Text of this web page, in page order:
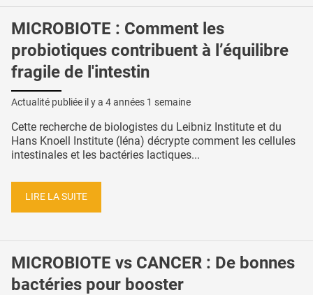
MICROBIOTE : Comment les
probiotiques contribuent à l’équilibre
fragile de l'intestin
Actualité publiée il y a 4 années 1 semaine
Cette recherche de biologistes du Leibniz Institute et du
Hans Knoell Institute (Iéna) décrypte comment les cellules
intestinales et les bactéries lactiques...
LIRE LA SUITE
MICROBIOTE vs CANCER : De bonnes
bactéries pour booster